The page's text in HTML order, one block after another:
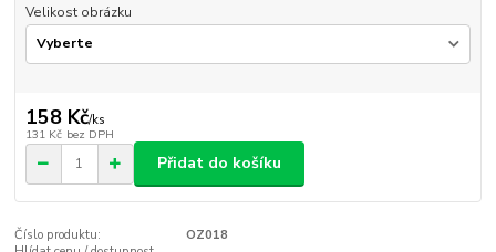
Velikost obrázku
158 Kč/ks
131 Kč bez DPH
Přidat do košíku
Číslo produktu:
OZ018